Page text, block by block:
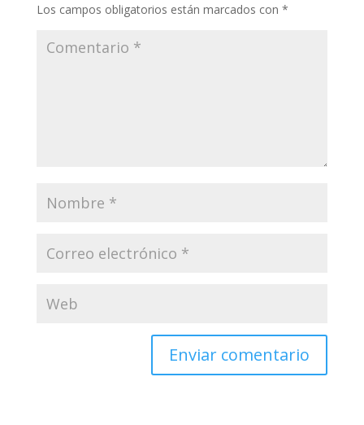
Los campos obligatorios están marcados con *